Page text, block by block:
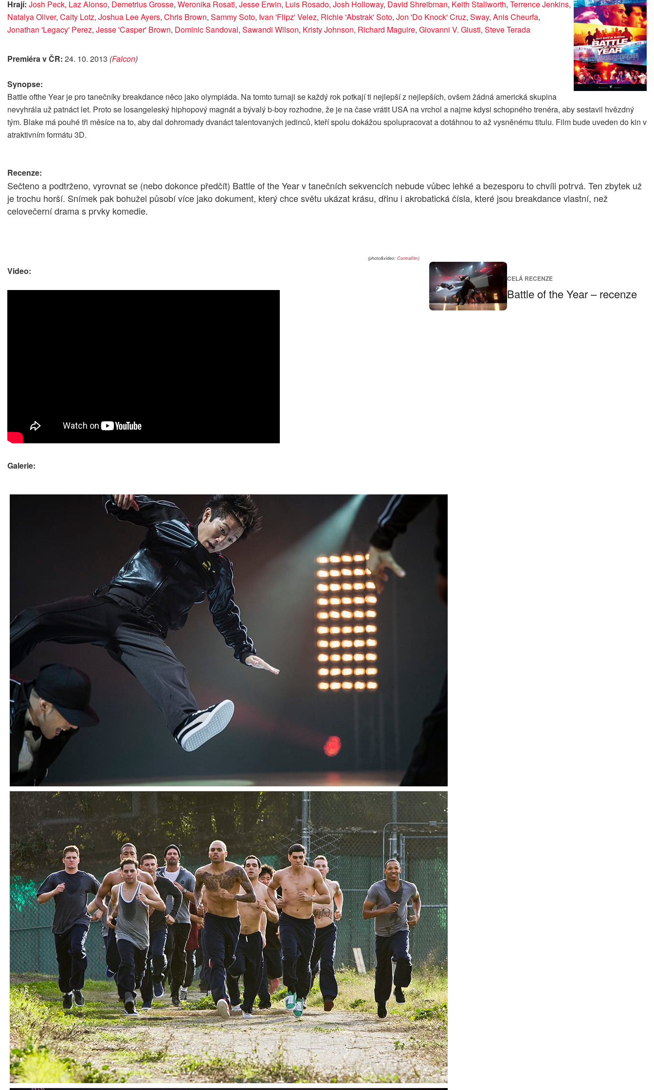
Hrají: Josh Peck, Laz Alonso, Demetrius Grosse, Weronika Rosati, Jesse Erwin, Luis Rosado, Josh Holloway, David Shreibman, Keith Stallworth, Terrence Jenkins,
Natalya Oliver, Caity Lotz, Joshua Lee Ayers, Chris Brown, Sammy Soto, Ivan 'Flipz' Velez, Richie 'Abstrak' Soto, Jon 'Do Knock' Cruz, Sway, Anis Cheurfa,
Jonathan 'Legacy' Perez, Jesse 'Casper' Brown, Dominic Sandoval, Sawandi Wilson, Kristy Johnson, Richard Maguire, Giovanni V. Giusti, Steve Terada
Premiéra v ČR: 24. 10. 2013 (Falcon)
Synopse:
Battle ofthe Year je pro tanečníky breakdance něco jako olympiáda. Na tomto turnaji se každý rok potkají ti nejlepší z nejlepších, ovšem žádná americká skupina
nevyhrála už patnáct let. Proto se losangeleský hiphopový magnát a bývalý b-boy rozhodne, že je na čase vrátit USA na vrchol a najme kdysi schopného trenéra, aby sestavil hvězdný
tým. Blake má pouhé tři měsíce na to, aby dal dohromady dvanáct talentovaných jedinců, kteří spolu dokážou spolupracovat a dotáhnou to až vysněnému titulu. Film bude uveden do kin v
atraktivním formátu 3D.
Recenze:
Sečteno a podtrženo, vyrovnat se (nebo dokonce předčít) Battle of the Year v tanečních sekvencích nebude vůbec lehké a bezesporu to chvíli potrvá. Ten zbytek už
je trochu horší. Snímek pak bohužel působí více jako dokument, který chce světu ukázat krásu, dřinu i akrobatická čísla, které jsou breakdance vlastní, než
celovečerní drama s prvky komedie.
CELÁ RECENZE
Battle of the Year – recenze
(photo&video: Contrafilm)
Video:
Galerie: